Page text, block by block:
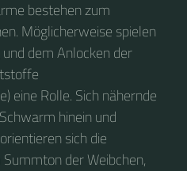
bestehen zum
Möglicherweise spielen
dem Anlocken der
eine Rolle. Sich nähernde
hinein und
sich die
der Weibchen,